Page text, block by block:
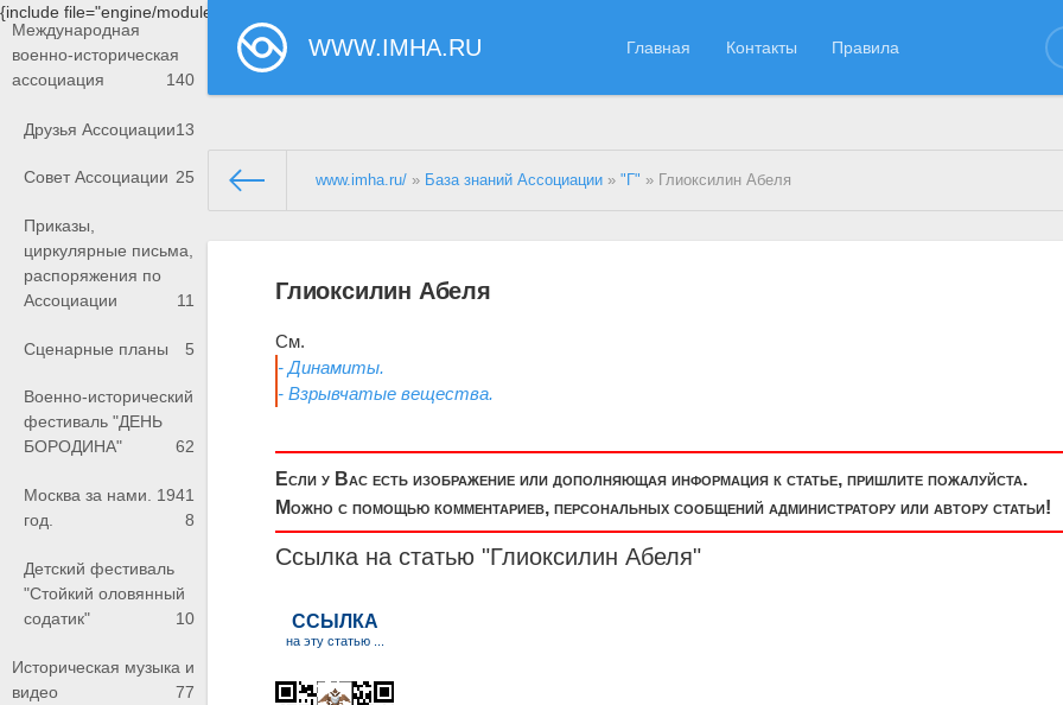
{include file="engine/modules/saperu/head.php"}
WWW.IMHA.RU Главная Контакты Правила
Международная
военно-историческая
ассоциация
140
Друзья Ассоциации13
Совет Ассоциации 25
Приказы,
циркулярные письма,
распоряжения по
Ассоциации
11
Сценарные планы 5
Военно-исторический
фестиваль "ДЕНЬ
БОРОДИНА"
62
Москва за нами. 1941
год.
8
Детский фестиваль
"Стойкий оловянный
содатик"
10
Историческая музыка и
видео
77
www.imha.ru/ » База знаний Ассоциации »"Г" » Глиоксилин Абеля
Глиоксилин Абеля
См.
- Динамиты.
- Взрывчатые вещества.
Если у Вас есть изображение или дополняющая информация к статье, пришлите пожалуйста.
Можно с помощью комментариев, персональных сообщений администратору или автору статьи!
Ссылка на статью "Глиоксилин Абеля"